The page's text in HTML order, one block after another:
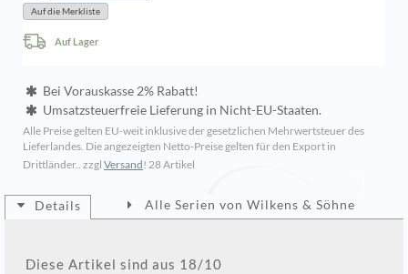
Auf Lager
Bei Vorauskasse 2% Rabatt!
Umsatzsteuerfreie Lieferung in Nicht-EU-Staaten.
Alle Preise gelten EU-weit inklusive der gesetzlichen Mehrwertsteuer des
Lieferlandes. Die angezeigten Netto-Preise gelten für den Export in
Drittländer.. zzgl Versand! 28 Artikel
Details
Diese Artikel sind aus 18/10
Alle Serien von Wilkens & Söhne